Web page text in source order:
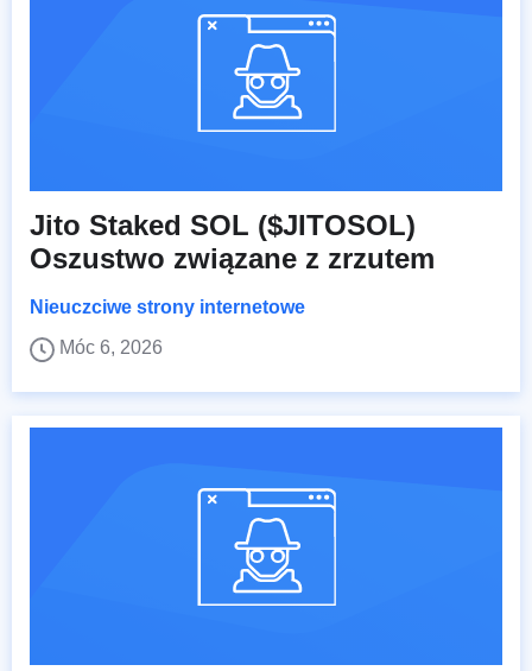
Jito Staked SOL ($JITOSOL)
Oszustwo związane z zrzutem
Nieuczciwe strony internetowe
Móc 6, 2026